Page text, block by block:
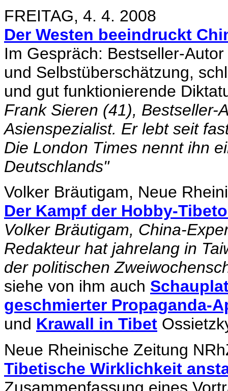
FREITAG, 4. 4. 2008
Der Westen beeindruckt
Im Gespräch: Bestseller-
und Selbstüberschätzung,
und gut funktionierende
Frank Sieren (41), Bestseller-
Asienspezialist. Er lebt seit
Die London Times nennt ihn
Deutschlands"
Volker Bräutigam, Neue
Der Kampf der Hobby-
Volker Bräutigam, China-
Redakteurhat jahrelang in
der politischen
siehe von ihm auch
geschmierter Propaganda-
und Krawall in Tibet
Neue Rheinische Zeitung
Tibetische Wirklichkeit
Zusammenfassung eines